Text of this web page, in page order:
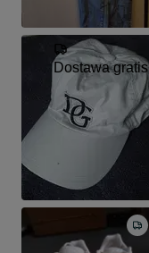
Dostawa gratis